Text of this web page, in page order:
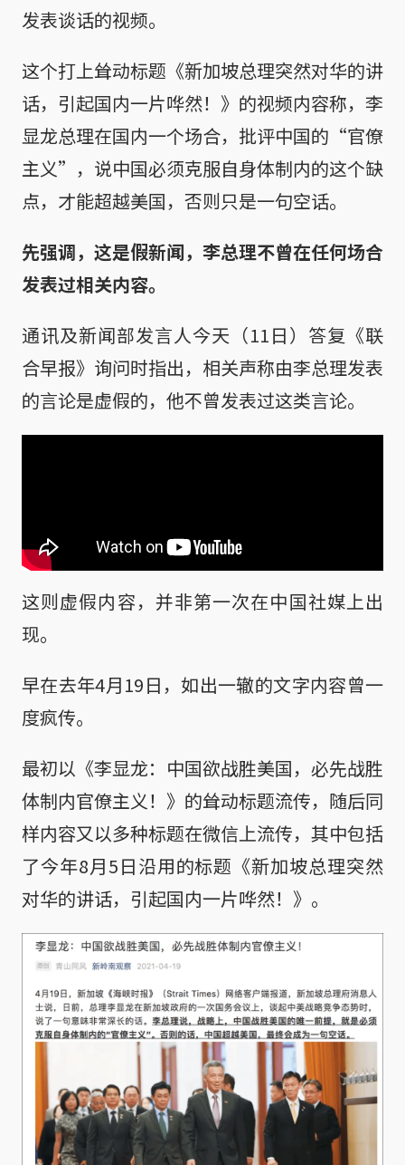
发表谈话的视频。
这个打上耸动标题《新加坡总理突然对华的讲
话，引起国内一片哗然！》的视频内容称，李
显龙总理在国内一个场合，批评中国的“官僚
主义”，说中国必须克服自身体制内的这个缺
点，才能超越美国，否则只是一句空话。
先强调，这是假新闻，李总理不曾在任何场合
发表过相关内容。
通讯及新闻部发言人今天（11日）答复《联
合早报》询问时指出，相关声称由李总理发表
的言论是虚假的，他不曾发表过这类言论。
这则虚假内容，并非第一次在中国社媒上出
现。
早在去年4月19日，如出一辙的文字内容曾一
度疯传。
最初以《李显龙：中国欲战胜美国，必先战胜
体制内官僚主义！》的耸动标题流传，随后同
样内容又以多种标题在微信上流传，其中包括
了今年8月5日沿用的标题《新加坡总理突然
对华的讲话，引起国内一片哗然！》。